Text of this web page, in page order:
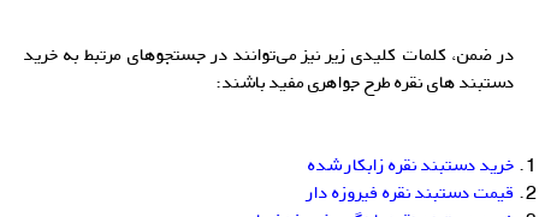
در ضمن، کلمات کلیدی زیر نیز می‌توانند در جستجوهای مرتبط به خرید
دستبند های نقره طرح جواهری مفید باشند:
خرید دستبند نقره زابکار شده
قیمت دستبند نقره فیروزه دار